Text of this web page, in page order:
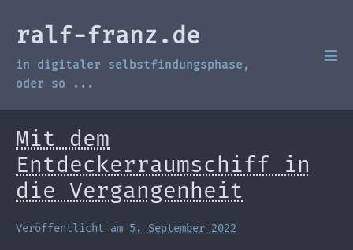
Inhalt
springen
ralf-franz.de
in digitaler selbstfindungsphase,
oder so ...
Mit dem
Entdeckerraumschiff in
die Vergangenheit
Veröffentlicht am 5. September 2022